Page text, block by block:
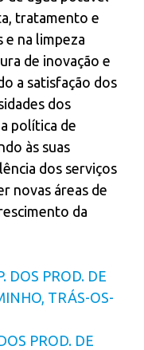
tratamento e
e na limpeza
de inovação e
a satisfação dos
dos
política de
às suas
dos serviços
novas áreas de
da
PROD. DE